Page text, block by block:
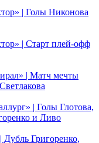
| Голы Никонова
| Старт плей-офф
| Матч мечты
| Голы Глотова,
и Ливо
Григоренко,